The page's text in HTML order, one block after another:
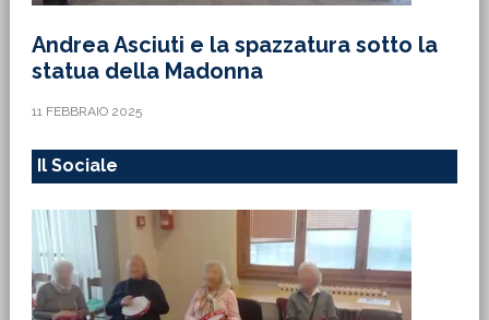
Andrea Asciuti e la spazzatura sotto la
statua della Madonna
11 FEBBRAIO 2025
Il Sociale